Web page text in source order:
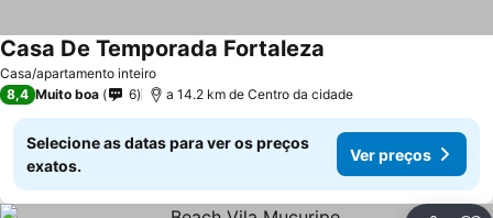
Casa/apartamento inteiro
Casa De Temporada Fortaleza
8,4 Muito boa 6 a 14.2 km de Centro da cidade
Selecione as datas para ver os preços
exatos.
Ver preços